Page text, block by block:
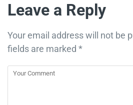
Leave a Reply
Your email address will not be
fields are marked *